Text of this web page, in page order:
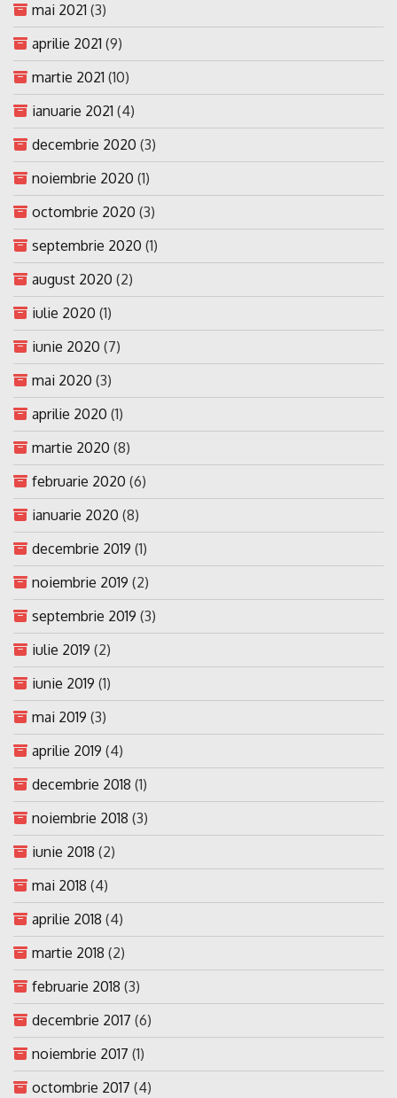
mai 2021 (3)
aprilie 2021 (9)
martie 2021 (10)
ianuarie 2021 (4)
decembrie 2020 (3)
noiembrie 2020 (1)
octombrie 2020 (3)
septembrie 2020 (1)
august 2020 (2)
iulie 2020 (1)
iunie 2020 (7)
mai 2020 (3)
aprilie 2020 (1)
martie 2020 (8)
februarie 2020 (6)
ianuarie 2020 (8)
decembrie 2019 (1)
noiembrie 2019 (2)
septembrie 2019 (3)
iulie 2019 (2)
iunie 2019 (1)
mai 2019 (3)
aprilie 2019 (4)
decembrie 2018 (1)
noiembrie 2018 (3)
iunie 2018 (2)
mai 2018 (4)
aprilie 2018 (4)
martie 2018 (2)
februarie 2018 (3)
decembrie 2017 (6)
noiembrie 2017 (1)
octombrie 2017 (4)